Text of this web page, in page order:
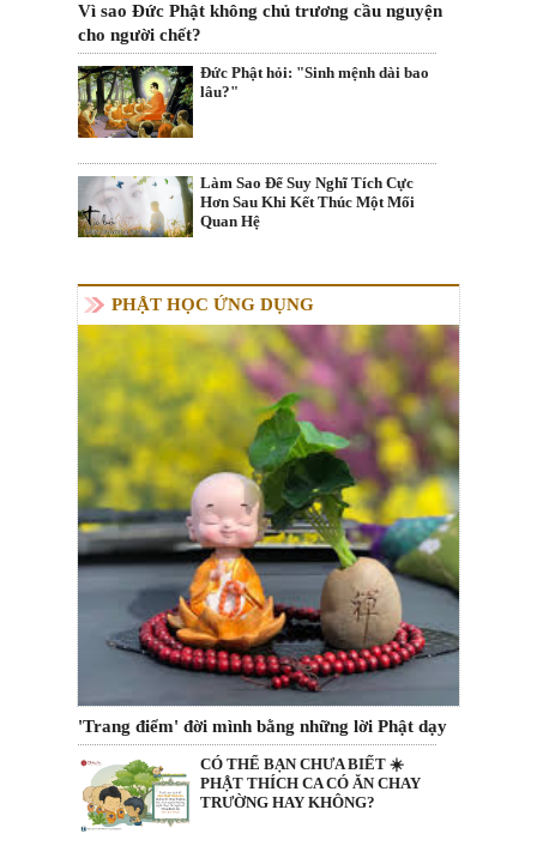
Vì sao Đức Phật không chủ trương cầu nguyện
cho người chết?
Đức Phật hỏi: "Sinh mệnh dài bao
lâu?"
Làm Sao Để Suy Nghĩ Tích Cực
Hơn Sau Khi Kết Thúc Một Mối
Quan Hệ
PHẬT HỌC ỨNG DỤNG
'Trang điểm' đời mình bằng những lời Phật dạy
CÓ THỂ BẠN CHƯA BIẾT ☀️
PHẬT THÍCH CA CÓ ĂN CHAY
TRƯỜNG HAY KHÔNG?